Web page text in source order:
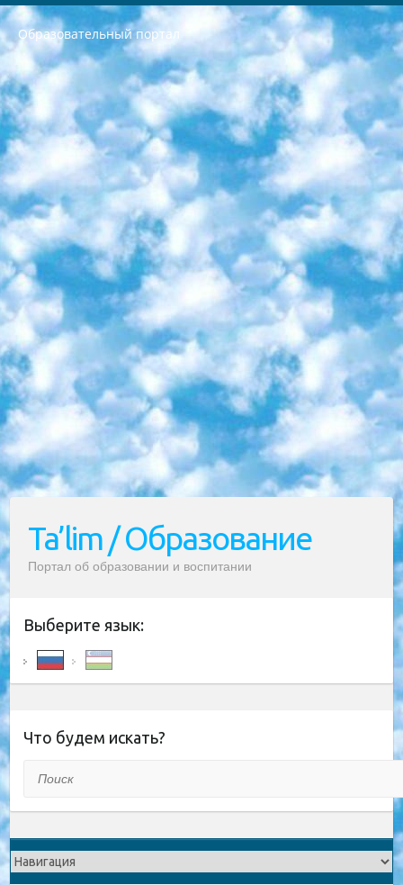
Образовательный портал
РЕСПУБЛИКА УЗБЕКИСТАН МИНИСТРЕРСТВО ДОШКОЛЬНОГО И ШКОЛЬНОГО ОБРАЗОВАНИЯ КОМАНДА в общеобразовательных учреждениях в 2023-2024 учебном году организация и проведение итоговой государственной аттестации обучающихся о Министра дошкольного и школьного образования Республики Узбекистан от 4 марта 2008 года (постановлением Минюста от 20 марта 2008 года № 1778 государственной регистрации) «Итоговое состояние учащихся общего среднего образования на основании положения об утверждении положения об аттестации общего среднего образования выпускной экзамен студентов в образовательных учреждениях в 2023-2024 учебном году В целях организации и прохождения аттестации приказываю: 1. Следующее: перечень предметов, по которым будет проводиться итоговая государственная аттестация и экзамен формы перевода согласно приложению 1; сертификаты международного образца, оценивающие уровень владения иностранными языками перечень согласно приложению 2; 2. Педагогический при специализированных образовательных учреждениях. научно-практический центр квалификации и международной оценки (Д.Давидова) 2024 г. До 25 марта: задания по предметам, по которым будет проводиться итоговая аттестация разработка и утверждение технических условий; итоговая аттестация на основании разработанного предметного задания разработка вопросов по предметам (устно и письменно), экзамен передача; общеобразовательные средние школы и специальные учебные заведения учащиеся выпускных классов школ и интернатов в агентской системе подготовка базы данных экзаменационных материалов и критериев оценки; перевод базы экзаменационных материалов на все языки обучения подать в Республиканский образовательный центр для изготовления; варианты экзаменов на основе разработанных контрольных материалов пусть будут поставлены задачи формирования. 3. Республиканский образовательный центр (Ш.Худайкулов) до 5 апреля 2024 года. до: база данных предоставленных экзаменационных материалов на все языки обучения перевод и экспертиза; для слепых, слабовидящих, глухих, слабослышащих и умственно отсталых детей учащиеся выпускных классов специализированных школ и школ-интернатов база данных экзаменационных материалов на всех преподаваемых языках подготовка критериев оценки; специализированные школы для умственно отсталых детей и технологии для учащихся выпускных классов школ-интернатов разработка соответствующих рекомендаций и критериев проведения ЕГЭ по естествознанию давать задания. 4. Педагогический при специализированных образовательных учреждениях. Научно-практический центр навыков и международной оценки (Д.Давидова), Республика образовательный центр (Худайкулов Ш.) итоговый государственный аттестационный экзамен ориентирован на творческое и логическое мышление при подготовке базы материалов учитывать введение заданий. 5. Следует отметить, что: сертификат государственного образца о знании общеобразовательного предмета и как минимум национальный уровень B1 по предметам на иностранных языках, указанным в Приложении 2. или международно признанный сертификат эквивалентного уровня студенты, изучающие определенный предмет, освобождаются от экзамена; по соответствующим предметам запланирована итоговая государственная аттестация за день до дня, путем жеребьевки Рабочей группой (в письменной форме по предметам, проводимым в форме) из числа сформированных вариантов выбрано 2 варианта; 2 выбранных варианта экзамена анонсированы на официальном сайте министерства и все выпускники по всей стране на основе этих вариантов проводит итоговую государственную аттестацию. 6. Государственное образование учащихся средних общеобразовательных учреждений. знания в соответствии с квалификационными требованиями, которые необходимо приобрести на основании стандартов итоговый (выпускной) контроль для 9 и 11 классов в целях тестирования Экзамены (далее – экзамены) состоят из предметов, перечисленных в приложении 1. будет сделано. 7. Экзамены пройдут с 26 мая по 15 июня 2024 г. (кроме науки физического воспитания). 8. Физическая для учащихся 9 классов общесредних образовательных учреждений. Экзамены по предмету «Образование, квалификация медицина» 1-6 мая 2024 года. сотрудники перевести под присмотр (с отклонениями в физическом или умственном развитии) специализированная школа для детей, школы-интернаты и со сколиозом школы-интернаты санаторного типа для больных детей исключены). 9. Он был слепым, слабовидящим и имел нарушения опорно-двигательного аппарата. экзамены в специализированных школах и интернатах для детей должны проводиться исходя из требований, предъявляемых к общеобразовательным учреждениям (физкультура кроме науки). 10. Специализированная школа для глухих и слабослышащих детей. и экзамены в интернатах и быть реализован в виде письменного теста по математике. 11. Специальность для умственно отсталых детей. Для 9 класса Родной язык и литературное письмо Государственный язык (язык обучения – узбекский). для неклассов) написано Математическое письмо Письменная/устная история Узбекистана Физическое воспитание практично Итоговый контроль Для 11 класса Написание родного языка и литературы (эссе) Математическое письмо Узбекский язык (обучение на узбекском языке) не посещающее общее среднее образование для учреждений)/Образовательное учреждение выбор письменный и устный Иностранный язык письменный/устный Письменная/устная история Узбекистана *По выбору студента:  Химия  Физика  Основы государственного права  География 10 бесплатных образовательных ресурсов - Мы составили подборку онлайн-проектов с интерактивными упражнениями, видеолекциями и статьями. Они помогут вам обрести новые и освежить старые знания бесплатно. 1. «ИНТУИТ» Старейшая образовательная площадка Рунета. Здесь вы найдёте сотни текстовых и видеокурсов на десятки различных тем — от программирования до психологии. Многие курсы подготовлены российскими университетами и крупными международными компаниями вроде Intel и Microsoft. Самостоятельное обучение бесплатное, но желающие могут оплатить услуги персональных наставников. 2. «Смартия» знакомит с актуальными профессиями и подсказывает, как им обучаться. Выбрав заинтересовавшую вас специальность — SMM-специалист, фотограф, веб-дизайнер или другую, — увидите список необходимых для неё умений. Чтобы вы могли освоить их самостоятельно, для каждого умения площадка отображает подборку ссылок на учебные материалы. Хотя «Смартия» ориентируется на русскоязычную аудиторию, часть контента всё же доступна только на английском. 3. «Лекторий Физтеха» Проект Московского физико-технического института (Физтеха). С его помощью вы можете смотреть онлайн серии лекций, записанные на видео в этом вузе. В числе доступных предметов — физика, биология, химия, информационные технологии и другие. К некоторым лекциям администрация ресурса прилагает готовые конспекты, которые можно скачивать в PDF-формате. 4. ITMOcourses Онлайн-площадка Санкт-Петербургского национального исследовательского университета информационных технологий, механики и оптики (ИТМО). Ресурс предоставляет свободный доступ к курсам, разработанным в этом вузе. Каталог материалов разбит на четыре категории: «Оптические системы и технологии», «Приборостроение и робототехника», «Информационные технологии» и «Биотехнологии». Курсы состоят из видеолекций, интерактивных демонстраций и заданий. 5. «КиберЛенинка» Электронная научная библиотека открытого доступа. Каталог площадки регулярно обрастает текстами статей из различных научных изданий. Сгруппированные по журналам и рубрикам публикации можно читать онлайн или скачивать целиком в PDF-формате. Проект нацелен на популяризацию науки за счёт открытого доступа к качественной информации. 6. «ПостНаука» На этом ресурсе публикуют подборки видеолекций, составленные экспертами из разных отраслей и объединённые общими темами. Среди них, к примеру, есть серии «Биоинформатика и геномика», «Культура средневековой Скандинавии» и Cinema Studies о теории кино. Каждая подборка лекций — логически связанная история, рассказанная экспертом от первого лица. Кроме того, на сайте появляются научно-образовательные статьи и тесты на разные темы. 7. «Newочём» Команда проекта «Newочём» отбирает самые интересные тексты из англоязычных СМИ и переводит те из них, за которые голосуют участники сообщества «ВКонтакте». По большей части это научно-популярные статьи. Редакторы придумывают лишь заголовки, в остальном содержание переводов соответствует оригиналам. Полные тексты можно читать прямо в социальной сети. 8. InternetUrok Онлайн-база материалов по основным дисциплинам школьной программы. Информация на сайте структурирована по классам, предметам и темам (урокам). Каждый урок состоит из видеолекций и конспектов. Есть также интерактивные тренажёры и тесты для закрепления пройденного материала. Даже если вы давно окончили школу, возможность повторить программу старших классов всегда может пригодиться. 9. Edutainme Ещё один ресурс об образовании. В отличие от Newtonew, как мне кажется, Edutainme больше ориентируется на представителей индустрии: педагогов, предпринимателей, разработчиков образовательных проектов. Но и любой, кто просто стремится к саморазвитию, найдёт на сайте много полезного и интересного для себя. Например, информацию о новых курсах и образовательных сервисах. 10. Newtonew Онлайн-медиа об образовании и обучении в широком смысле. Авторы Newtonew пишут об инструментах, заведениях, тактиках и стратегиях, которые помогают учить других и получать новые знания самостоятельно. На этой площадке вы найдёте новости, обзоры, аналитические мат
Ta’lim / Образование
Портал об образовании и воспитании
Выберите язык:
Что будем искать?